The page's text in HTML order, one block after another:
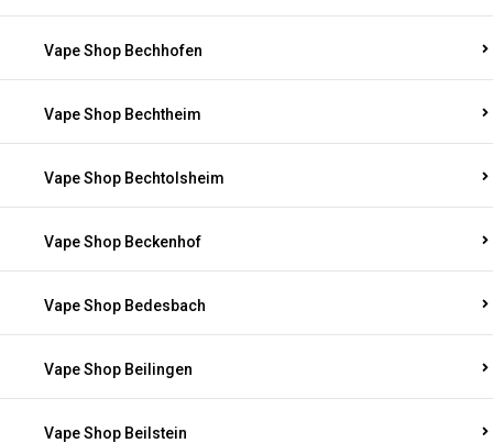
Vape Shop Bechhofen
Vape Shop Bechtheim
Vape Shop Bechtolsheim
Vape Shop Beckenhof
Vape Shop Bedesbach
Vape Shop Beilingen
Vape Shop Beilstein